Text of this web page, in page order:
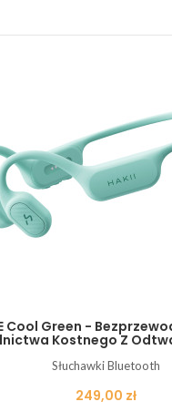
Cool Green -
Kostnego Z
Słuchawki Bluetooth
Cena
249,00 zł